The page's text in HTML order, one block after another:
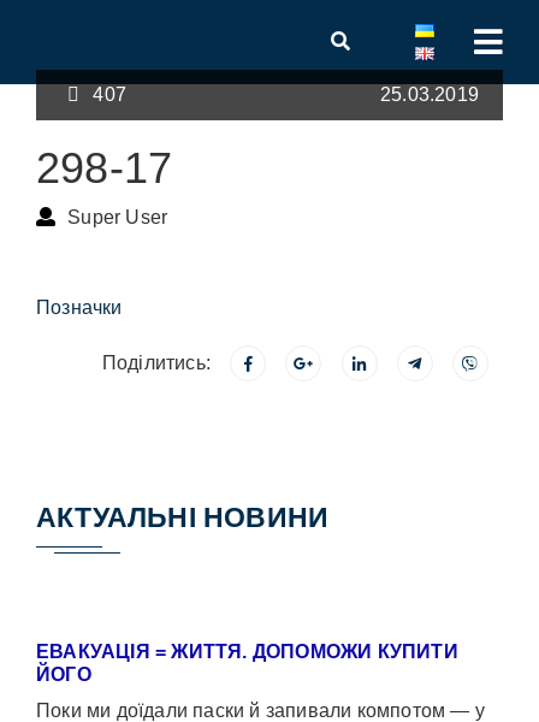
407 25.03.2019
298-17
Super User
Позначки
Поділитись:
АКТУАЛЬНІ НОВИНИ
ЕВАКУАЦІЯ = ЖИТТЯ. ДОПОМОЖИ КУПИТИ
ЙОГО
Поки ми доїдали паски й запивали компотом — у